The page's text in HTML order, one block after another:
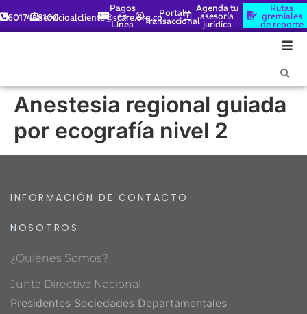
6017448100servicioalcliente@scare.org.co
Pagos
en
Línea
Portal
Transaccional
Agenda tu
asesoría
jurídica
Rutas
gremiales
de reporte
Anestesia regional guiada
por ecografía nivel 2
INFORMACIÓN DE CONTACTO
NOSOTROS
¿Quiénes Somos?
Junta Directiva Nacional
Presidentes Sociedades Departamentales